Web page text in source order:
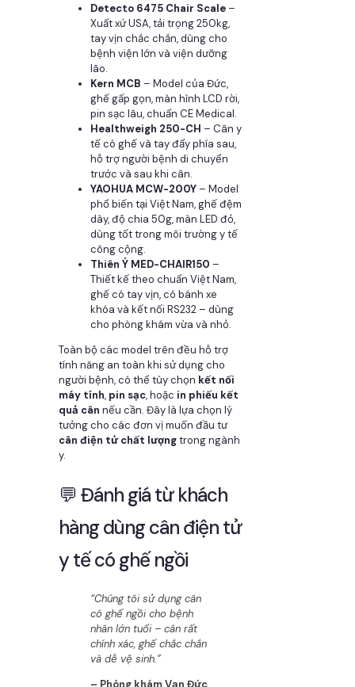
Detecto 6475 Chair Scale –
Xuất xứ USA, tải trọng 250kg,
tay vịn chắc chắn, dùng cho
bệnh viện lớn và viện dưỡng
lão.
Kern MCB – Model của Đức,
ghế gấp gọn, màn hình LCD rời,
pin sạc lâu, chuẩn CE Medical.
Healthweigh 250-CH – Cân y
tế có ghế và tay đẩy phía sau,
hỗ trợ người bệnh di chuyển
trước và sau khi cân.
YAOHUA MCW-200Y – Model
phổ biến tại Việt Nam, ghế đệm
dày, độ chia 50g, màn LED đỏ,
dùng tốt trong môi trường y tế
công cộng.
Thiên Ý MED-CHAIR150 –
Thiết kế theo chuẩn Việt Nam,
ghế có tay vịn, có bánh xe
khóa và kết nối RS232 – dùng
cho phòng khám vừa và nhỏ.
Toàn bộ các model trên đều hỗ trợ
tính năng an toàn khi sử dụng cho
người bệnh, có thể tùy chọn kết nối
máy tính, pin sạc, hoặc in phiếu kết
quả cân nếu cần. Đây là lựa chọn lý
tưởng cho các đơn vị muốn đầu tư
cân điện tử chất lượngtrong ngành
y.
💬 Đánh giá từ khách
hàng dùng cân điện tử
y tế có ghế ngồi
“Chúng tôi sử dụng cân
có ghế ngồi cho bệnh
nhân lớn tuổi – cân rất
chính xác, ghế chắc chắn
và dễ vệ sinh.”